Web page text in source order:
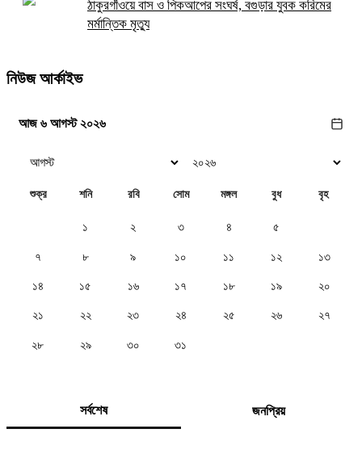
ঠাকুরগাঁওয়ে বাস ও পিকআপের সংঘর্ষ, বগুড়ার যুবক করিমের
মর্মান্তিক মৃত্যু
নিউজ আর্কাইভ
আজ ৬ আগস্ট ২০২৬
শুক্র শনি রবি সোম মঙ্গল বুধ বৃহ
১ ২ ৩ ৪ ৫
৭ ৮ ৯ ১০ ১১ ১২ ১৩
১৪ ১৫ ১৬ ১৭ ১৮ ১৯ ২০
২১ ২২ ২৩ ২৪ ২৫ ২৬ ২৭
২৮ ২৯ ৩০ ৩১
সর্বশেষ জনপ্রিয়